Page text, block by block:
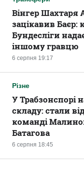
6 серпня 19:17
Вінгер Шахтаря
зацікавив Баєр:
Бундесліги
іншому гравцю
Різне
6 серпня 18:45
У Трабзонспорі
складу: стали
команді
Батагова